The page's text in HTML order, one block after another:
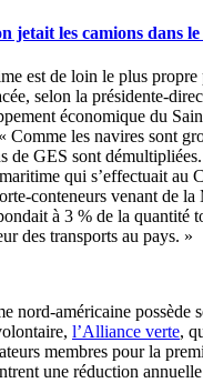
jetait les camions dans le
est de loin le plus propre
selon la présidente-
économique du
Comme les navires sont
de GES sont
qui s’effectuait au
conteneurs venant de la
à 3 % de la quantité
des transports au pays. »
nord-américaine possède
l’Alliance verte,
membres pour la
une réduction